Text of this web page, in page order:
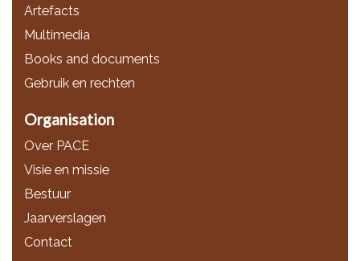
Artefacts
Multimedia
Books and documents
Gebruik en rechten
Organisation
Over PACE
Visie en missie
Bestuur
Jaarverslagen
Contact